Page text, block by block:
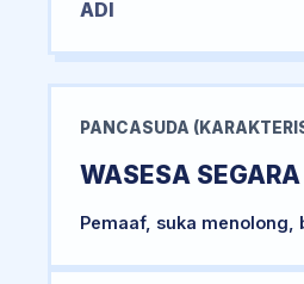
ADI
PANCASUDA
WASESA SEGARA
Pemaaf, suka menolong,